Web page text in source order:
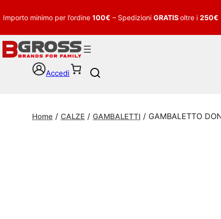
Importo minimo per l’ordine 100€ – Spedizioni GRATISoltre i 250€
Accedi
c
Home / CALZE / GAMBALETTI / GAMBALETTO